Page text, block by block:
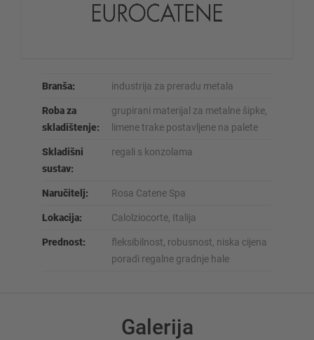
Branša: industrija za preradu metala
Roba za
skladištenje:
grupirani materijal za metalne šipke,
limene trake postavljene na palete
Skladišni
sustav:
regali s konzolama
Naručitelj: Rosa Catene Spa
Lokacija: Calolziocorte, Italija
Prednost:
fleksibilnost, robusnost, niska cijena
poradi regalne gradnje hale
Galerija